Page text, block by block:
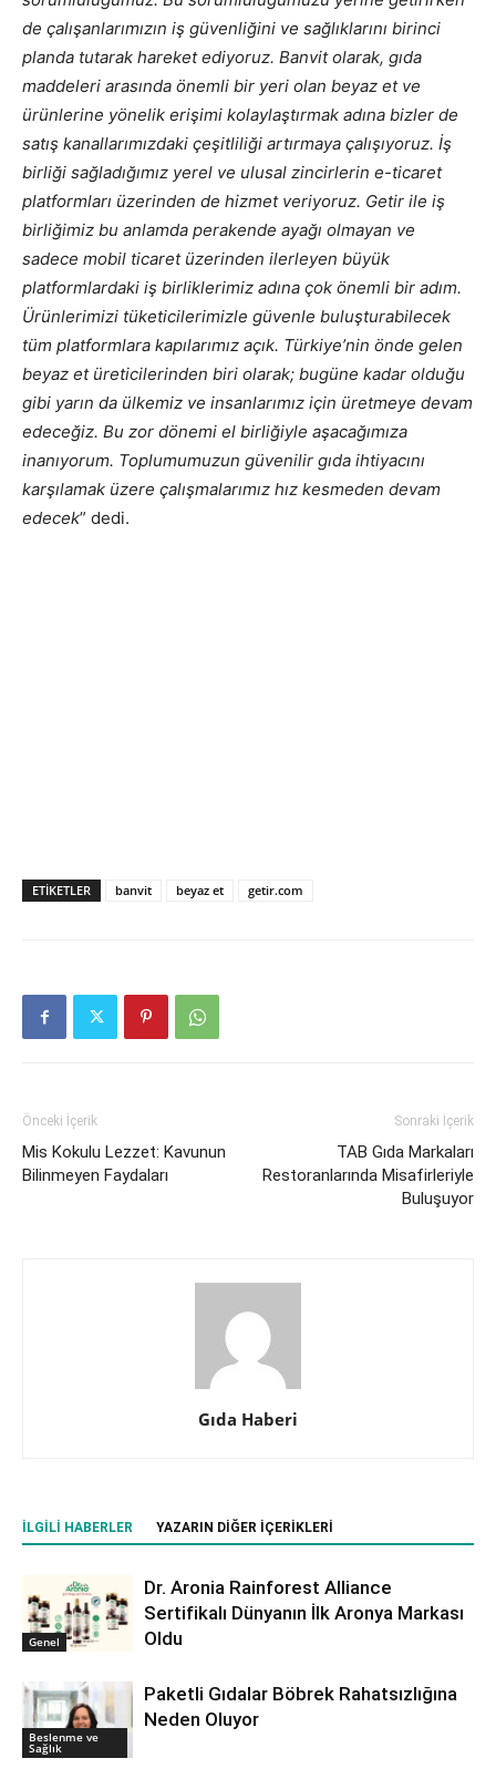
de çalışanlarımızın iş güvenliğini ve sağlıklarını birinci
planda tutarak hareket ediyoruz. Banvit olarak, gıda
maddeleri arasında önemli bir yeri olan beyaz et ve
ürünlerine yönelik erişimi kolaylaştırmak adına bizler de
satış kanallarımızdaki çeşitliliği artırmaya çalışıyoruz. İş
birliği sağladığımız yerel ve ulusal zincirlerin e-ticaret
platformları üzerinden de hizmet veriyoruz. Getir ile iş
birliğimiz bu anlamda perakende ayağı olmayan ve
sadece mobil ticaret üzerinden ilerleyen büyük
platformlardaki iş birliklerimiz adına çok önemli bir adım.
Ürünlerimizi tüketicilerimizle güvenle buluşturabilecek
tüm platformlara kapılarımız açık. Türkiye’nin önde gelen
beyaz et üreticilerinden biri olarak; bugüne kadar olduğu
gibi yarın da ülkemiz ve insanlarımız için üretmeye devam
edeceğiz. Bu zor dönemi el birliğiyle aşacağımıza
inanıyorum. Toplumumuzun güvenilir gıda ihtiyacını
karşılamak üzere çalışmalarımız hız kesmeden devam
edecek” dedi.
ETIKETLER banvit beyaz et getir.com
Önceki İçerik
Mis Kokulu Lezzet: Kavunun
Bilinmeyen Faydaları
Sonraki İçerik
TAB Gıda Markaları
Restoranlarında Misafirleriyle
Buluşuyor
Gıda Haberi
İLGILI HABERLER YAZARIN DIĞER İÇERIKLERI
Genel
Dr. Aronia Rainforest Alliance
Sertifikalı Dünyanın İlk Aronya Markası
Oldu
Beslenme ve
Sağlık
Paketli Gıdalar Böbrek Rahatsızlığına
Neden Oluyor